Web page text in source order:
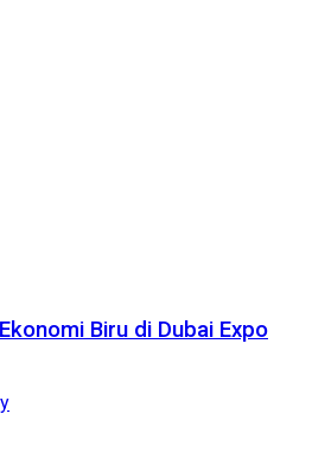
Biru di Dubai Expo